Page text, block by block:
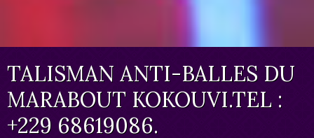
TALISMAN ANTI-BALLES DU
MARABOUT KOKOUVI.TEL :
+229 68619086.